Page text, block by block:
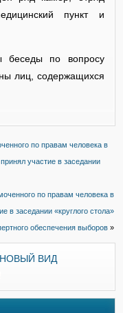
пункт и
беседы по вопросу
лиц, содержащихся
по правам человека в
участие в заседании
по правам человека в
в заседании «круглого стола»
обеспечения выборов»